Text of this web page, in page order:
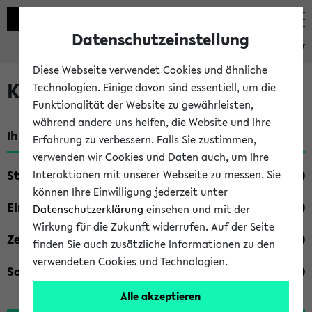
eKVV
Kombisuche im eKVV
Ihre Suchkriterien:
Studienfach
Einrichtung
Zeiten
Sonstiges
Datenschutzeinstellung
Diese Webseite verwendet Cookies und ähnliche
Technologien. Einige davon sind essentiell, um die
Funktionalität der Website zu gewährleisten,
während andere uns helfen, die Website und Ihre
Erfahrung zu verbessern. Falls Sie zustimmen,
verwenden wir Cookies und Daten auch, um Ihre
Interaktionen mit unserer Webseite zu messen. Sie
können Ihre Einwilligung jederzeit unter
Datenschutzerklärung einsehen und mit der
Wirkung für die Zukunft widerrufen. Auf der Seite
finden Sie auch zusätzliche Informationen zu den
verwendeten Cookies und Technologien.
Alle akzeptieren